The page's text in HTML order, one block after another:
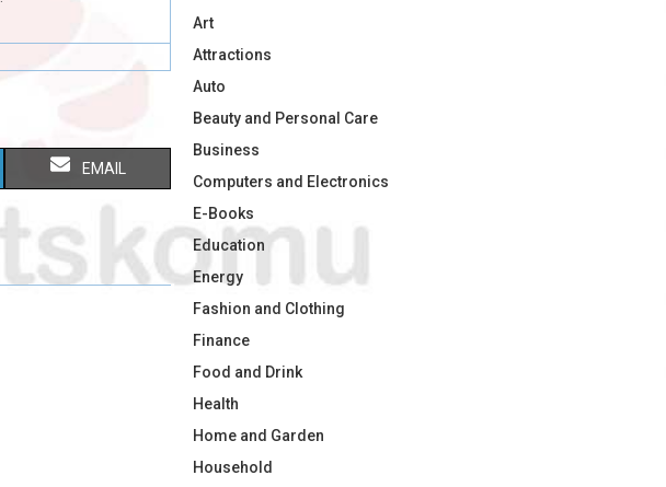
S
A
R
EMAIL
Art
Attractions
Auto
Beauty and Personal Care
Business
Computers and Electronics
E-Books
Education
Energy
Fashion and Clothing
Finance
Food and Drink
Health
Home and Garden
Household